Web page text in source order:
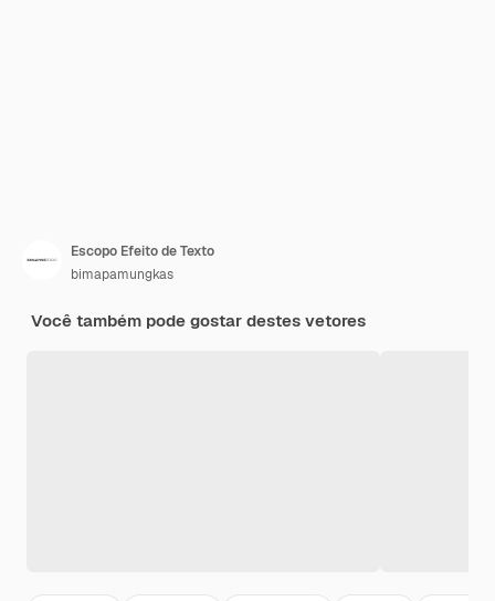
Escopo Efeito de Texto
bimapamungkas
Você também pode gostar destes vetores